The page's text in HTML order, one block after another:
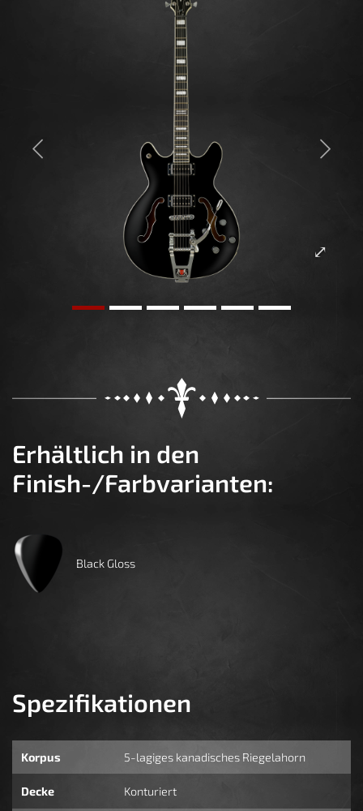
Previous Next
Erhältlich in den
Finish-/Farbvarianten:
Black Gloss
Spezifikationen
Korpus 5-lagiges kanadisches Riegelahorn
Decke Konturiert